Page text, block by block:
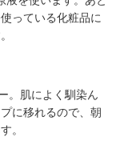
っている化粧品に
。肌によく馴染ん
に移れるので、朝
。